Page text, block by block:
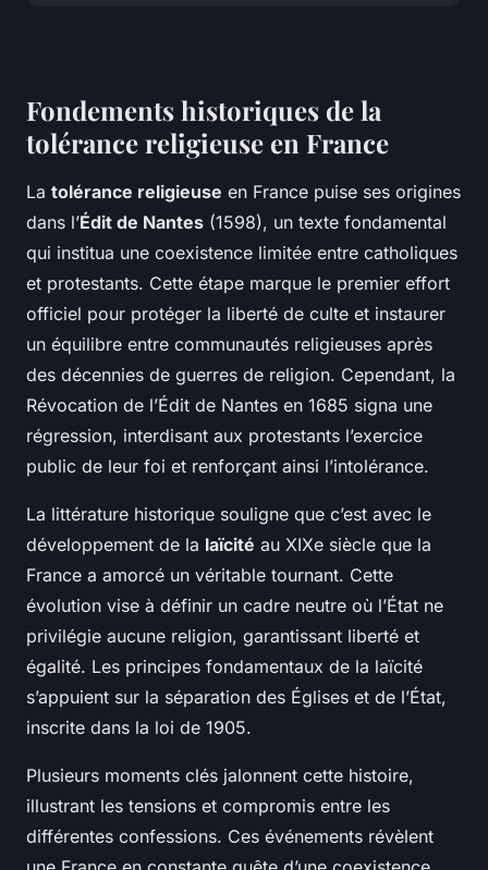
Fondements historiques de la
tolérance religieuse en France
La tolérance religieuse en France puise ses origines
dans l’Édit de Nantes (1598), un texte fondamental
qui institua une coexistence limitée entre catholiques
et protestants. Cette étape marque le premier effort
officiel pour protéger la liberté de culte et instaurer
un équilibre entre communautés religieuses après
des décennies de guerres de religion. Cependant, la
Révocation de l’Édit de Nantes en 1685 signa une
régression, interdisant aux protestants l’exercice
public de leur foi et renforçant ainsi l’intolérance.
La littérature historique souligne que c’est avec le
développement de la laïcité au XIXe siècle que la
France a amorcé un véritable tournant. Cette
évolution vise à définir un cadre neutre où l’État ne
privilégie aucune religion, garantissant liberté et
égalité. Les principes fondamentaux de la laïcité
s’appuient sur la séparation des Églises et de l’État,
inscrite dans la loi de 1905.
Plusieurs moments clés jalonnent cette histoire,
illustrant les tensions et compromis entre les
différentes confessions. Ces événements révèlent